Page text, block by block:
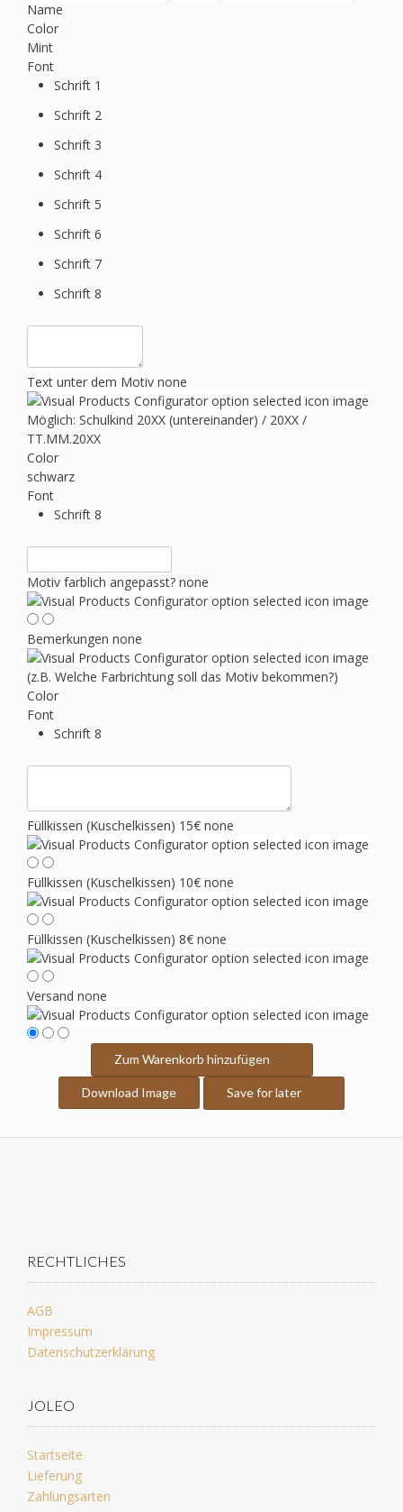
Name
Color
Mint
Font
Schrift 1
Schrift 2
Schrift 3
Schrift 4
Schrift 5
Schrift 6
Schrift 7
Schrift 8
Text unter dem Motiv none
Möglich: Schulkind 20XX (untereinander) / 20XX /
TT.MM.20XX
Color
schwarz
Font
Schrift 8
Motiv farblich angepasst? none
Bemerkungen none
(z.B. Welche Farbrichtung soll das Motiv bekommen?)
Color
Font
Schrift 8
Füllkissen (Kuschelkissen) 15€ none
Füllkissen (Kuschelkissen) 10€ none
Füllkissen (Kuschelkissen) 8€ none
Versand none
Zum Warenkorb hinzufügen
Download Image Save for later
RECHTLICHES
AGB
Impressum
Datenschutzerklärung
JOLEO
Startseite
Lieferung
Zahlungsarten